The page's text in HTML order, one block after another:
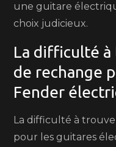
une guitare
choix judicieux.
La difficulté à
de rechange
Fender
La difficulté à
pour les guitares